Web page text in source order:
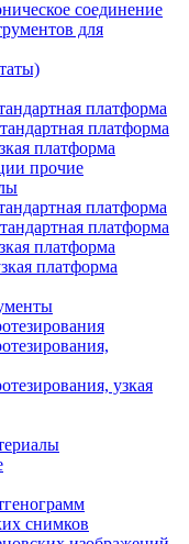
соединение
для
платформа
платформа
платформа
прочие
платформа
платформа
платформа
платформа
узкая
снимков